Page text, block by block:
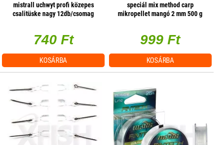
mistrall uchwyt profi közepes
csalitüske nagy 12db/csomag
740 Ft
KOSÁRBA
speciál mix method carp
mikropellet mangó 2 mm 500 g
999 Ft
KOSÁRBA